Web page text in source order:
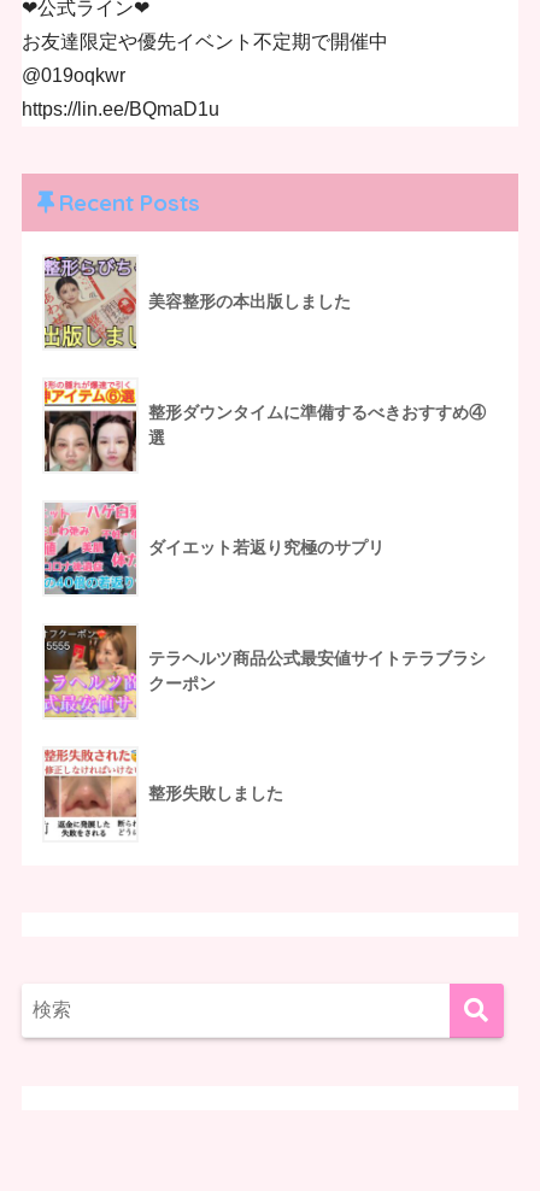
❤︎公式ライン❤︎
お友達限定や優先イベント不定期で開催中
@019oqkwr
https://lin.ee/BQmaD1u
Recent Posts
美容整形の本出版しました
整形ダウンタイムに準備するべきおすすめ④
選
ダイエット若返り究極のサプリ
テラヘルツ商品公式最安値サイトテラブラシ
クーポン
整形失敗しました